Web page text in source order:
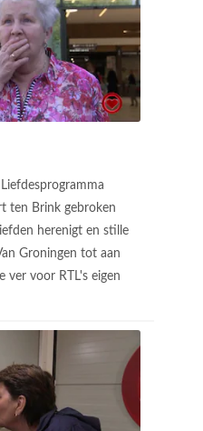
Liefdesprogramma
ten Brink gebroken
herenigt en stille
Groningen tot aan
ver voor RTL's eigen